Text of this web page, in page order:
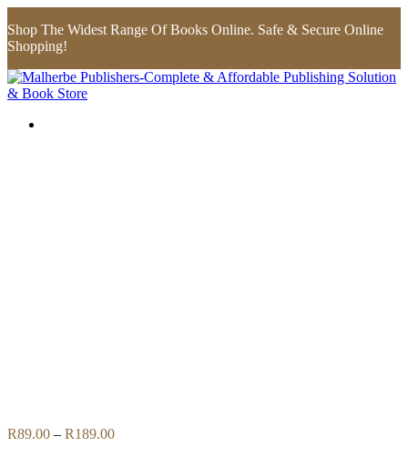
Shop The Widest Range Of Books Online. Safe & Secure Online
Shopping!
R89.00 – R189.00Price